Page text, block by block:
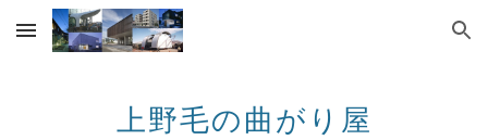
Skip to main content Skip to navigation
上野毛の曲がり屋